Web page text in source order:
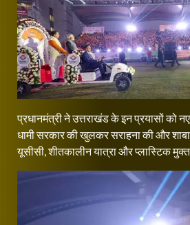
प्रधानमंत्री ने उत्तराखंड के इन प्रयासों को
धामी सरकार की खुलकर सराहना की और
यूसीसी, शीतकालीन यात्रा और प्लास्टिक